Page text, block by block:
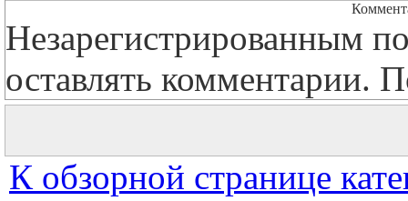
Незарегистрированным
оставлять комментарии.
К обзорной странице